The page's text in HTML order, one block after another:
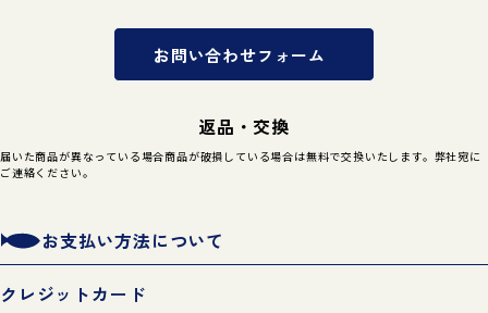
お問い合わせフォーム
返品・交換
届いた商品が異なっている場合商品が破損している場合は無料で交換いたします。弊社宛に
ご連絡ください。
お支払い方法について
クレジットカード